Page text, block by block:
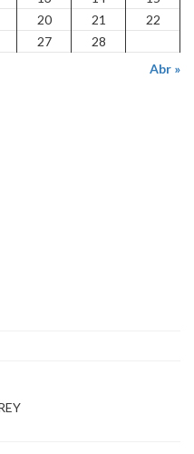
20 21
22
27
28
Abr »